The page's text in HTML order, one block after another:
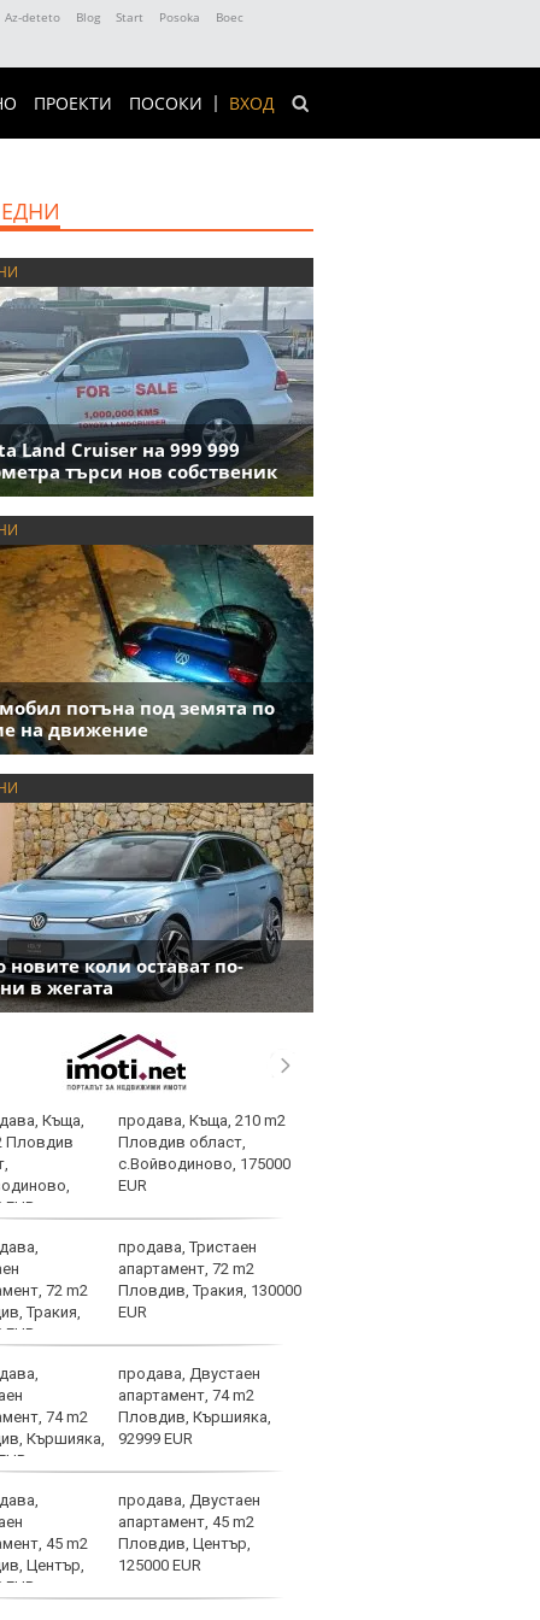
Az-deteto Blog Start Posoka
Boec
ВХОД
ПРОЕКТИ ПОСОКИ
Land Cruiser на 999 999
търси нов собственик
потъна под земята по
на движение
новите коли остават по-
в жегата
продава, Къща, 210 m2
Пловдив област,
с.Войводиново, 175000
EUR
продава, Тристаен
апартамент, 72 m2
Пловдив, Тракия, 130000
EUR
продава, Двустаен
апартамент, 74 m2
Пловдив, Кършияка,
92999 EUR
продава, Двустаен
апартамент, 45 m2
Пловдив, Център,
125000 EUR